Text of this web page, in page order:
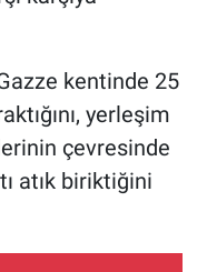
kentinde 25
yerleşim
çevresinde
atık biriktiğini